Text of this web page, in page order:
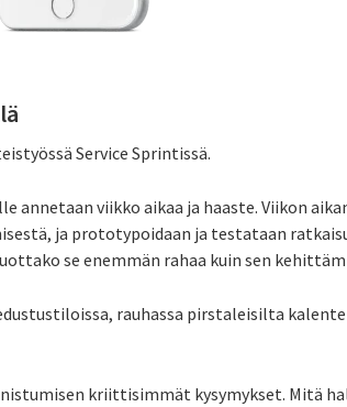
Service Sprintissä.
annetaan viikko aikaa ja haaste. Viikon
ja prototypoidaan ja testataan
se enemmän rahaa kuin sen
rauhassa pirstaleisilta
kriittisimmät kysymykset. Mitä